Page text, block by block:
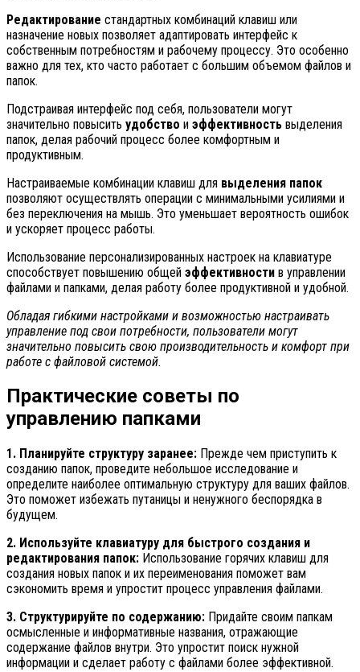
Редактирование стандартных комбинаций клавиш или
назначение новых позволяет адаптировать интерфейс к
собственным потребностям и рабочему процессу. Это особенно
важно для тех, кто часто работает с большим объемом файлов и
папок.
Подстраивая интерфейс под себя, пользователи могут
значительно повысить удобство и эффективность выделения
папок, делая рабочий процесс более комфортным и
продуктивным.
Настраиваемые комбинации клавиш для выделения папок
позволяют осуществлять операции с минимальными усилиями и
без переключения на мышь. Это уменьшает вероятность ошибок
и ускоряет процесс работы.
Использование персонализированных настроек на клавиатуре
способствует повышению общей эффективности в управлении
файлами и папками, делая работу более продуктивной и удобной.
Обладая гибкими настройками и возможностью настраивать
управление под свои потребности, пользователи могут
значительно повысить свою производительность и комфорт при
работе с файловой системой.
Практические советы по
управлению папками
1. Планируйте структуру заранее: Прежде чем приступить к
созданию папок, проведите небольшое исследование и
определите наиболее оптимальную структуру для ваших файлов.
Это поможет избежать путаницы и ненужного беспорядка в
будущем.
2. Используйте клавиатуру для быстрого создания и
редактирования папок: Использование горячих клавиш для
создания новых папок и их переименования поможет вам
сэкономить время и упростит процесс управления файлами.
3. Структурируйте по содержанию: Придайте своим папкам
осмысленные и информативные названия, отражающие
содержание файлов внутри. Это упростит поиск нужной
информации и сделает работу с файлами более эффективной.